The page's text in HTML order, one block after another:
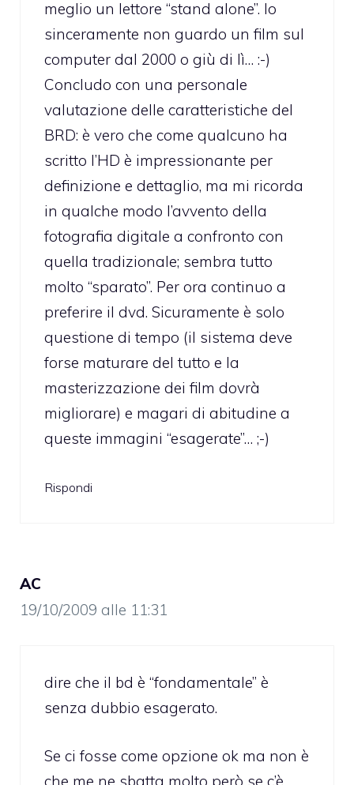
meglio un lettore “stand alone”. Io
sinceramente non guardo un film sul
computer dal 2000 o giù di lì… :-)
Concludo con una personale
valutazione delle caratteristiche del
BRD: è vero che come qualcuno ha
scritto l’HD è impressionante per
definizione e dettaglio, ma mi ricorda
in qualche modo l’avvento della
fotografia digitale a confronto con
quella tradizionale; sembra tutto
molto “sparato”. Per ora continuo a
preferire il dvd. Sicuramente è solo
questione di tempo (il sistema deve
forse maturare del tutto e la
masterizzazione dei film dovrà
migliorare) e magari di abitudine a
queste immagini “esagerate”… ;-)
Rispondi
AC
19/10/2009 alle 11:31
dire che il bd è “fondamentale” è
senza dubbio esagerato.
Se ci fosse come opzione ok ma non è
che me ne sbatta molto però se c’è